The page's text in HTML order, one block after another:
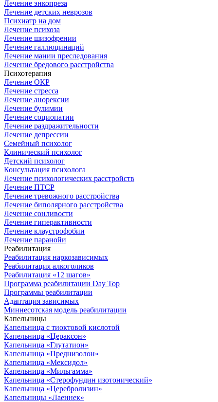
Лечение энкопреза
Лечение детских неврозов
Психиатр на дом
Лечение психоза
Лечение шизофрении
Лечение галлюцинаций
Лечение мании преследования
Лечение бредового расстройства
Психотерапия
Лечение ОКР
Лечение стресса
Лечение анорексии
Лечение булимии
Лечение социопатии
Лечение раздражительности
Лечение депрессии
Семейный психолог
Клинический психолог
Детский психолог
Консультация психолога
Лечение психологических расстройств
Лечение ПТСР
Лечение тревожного расстройства
Лечение биполярного расстройства
Лечение сонливости
Лечение гиперактивности
Лечение клаустрофобии
Лечение паранойи
Реабилитация
Реабилитация наркозависимых
Реабилитация алкоголиков
Реабилитация «12 шагов»
Программа реабилитации Day Top
Программы реабилитации
Адаптация зависимых
Миннесотская модель реабилитации
Капельницы
Капельница с тиоктовой кислотой
Капельница «Цераксон»
Капельница «Глутатион»
Капельница «Преднизолон»
Капельница «Мексидол»
Капельница «Мильгамма»
Капельница «Стерофундин изотонический»
Капельница «Церебролизин»
Капельницы «Лаеннек»